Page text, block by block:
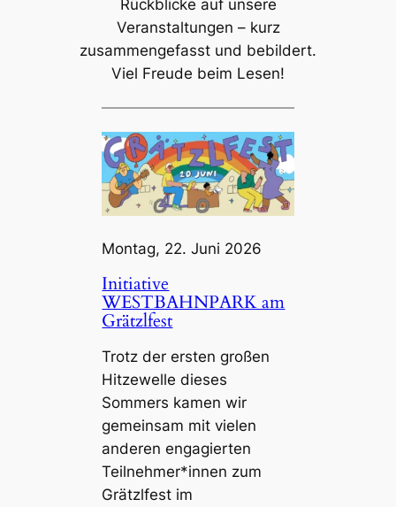
Rückblicke auf unsere
Veranstaltungen – kurz
zusammengefasst und bebildert.
Viel Freude beim Lesen!
Montag, 22. Juni 2026
Initiative
WESTBAHNPARK am
Grätzlfest
Trotz der ersten großen
Hitzewelle dieses
Sommers kamen wir
gemeinsam mit vielen
anderen engagierten
Teilnehmer*innen zum
Grätzlfest im